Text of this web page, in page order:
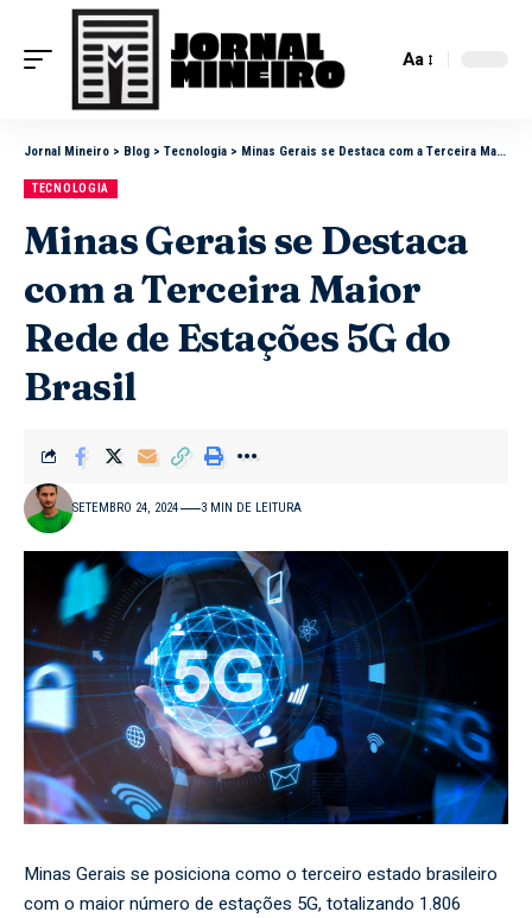
Aa
Jornal Mineiro > Blog > Tecnologia > Minas Gerais se Destaca com a Terceira Maior Rede de Estações 5G do Brasil
TECNOLOGIA
Minas Gerais se Destaca
com a Terceira Maior
Rede de Estações 5G do
Brasil
SETEMBRO 24, 2024 3 MIN DE LEITURA
Minas Gerais se posiciona como o terceiro estado brasileiro
com o maior número de estações 5G, totalizando 1.806